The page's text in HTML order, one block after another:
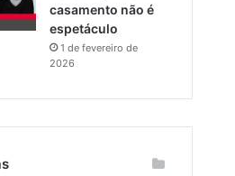
casamento não é
espetáculo
1 de fevereiro de
2026